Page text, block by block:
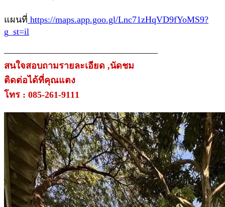
แผนที่ https://maps.app.goo.gl/Lnc71zHqVD9fYoMS9?
g_st=il
—————————————————
สนใจสอบถามรายละเอียด ,นัดชม
ติดต่อได้ที่คุณแตง
โทร : 085-261-9111